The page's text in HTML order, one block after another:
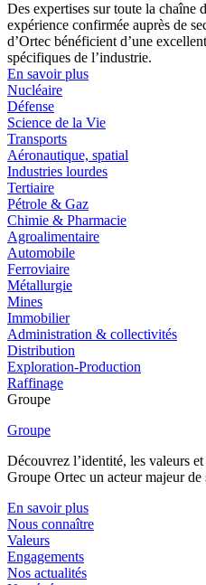
Des expertises sur toute la chaîne
expérience confirmée auprès de
d’Ortec bénéficient d’une
spécifiques de l’industrie.
En savoir plus
Nucléaire
Défense
Science de la Vie
Transports
Aéronautique, spatial
Industries lourdes
Tertiaire
Pétrole & Gaz
Chimie & Pharmacie
Agroalimentaire
Automobile
Ferroviaire
Métallurgie
Mines
Immobilier
Administration & collectivités
Distribution
Exploration-Production
Raffinage
Groupe
Groupe
Découvrez l’identité, les valeurs
Groupe Ortec un acteur majeur de
En savoir plus
Nous connaître
Valeurs
Engagements
Nos actualités